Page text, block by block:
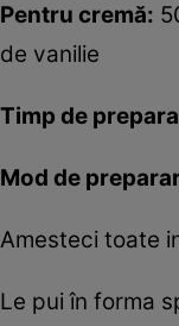
Pentru cremă:
de vanilie
Timp de
Mod de
Amesteci toate
Le pui în forma